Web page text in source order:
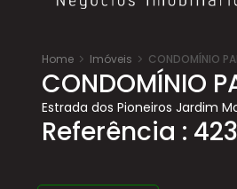
Home Imóveis CONDOMÍNIO
CONDOMÍNIO
Estrada dos Pioneiros Jardim
Referência :